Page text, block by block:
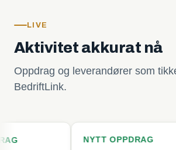
LIVE
Aktivitet akkurat nå
Oppdrag og leverandører som
BedriftLink.
NYTT OPPDRAG